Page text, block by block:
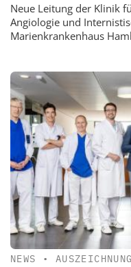
Neue Leitung der Klinik
Angiologie und
Marienkrankenhaus
NEWS •